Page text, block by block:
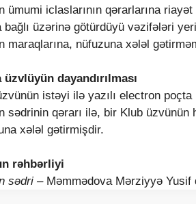
ümumi iclaslarının qərarlarına
bağlı üzərinə götürdüyü vəzifələri
maraqlarına, nüfuzuna xələl
üzvlüyün dayandırılması
istəyi ilə yazılı electron
sədrinin qərarı ilə, bir Klub
xələl gətirmişdir.
rəhbərliyi
sədri –Məmmədova Mərziyyə Yusif